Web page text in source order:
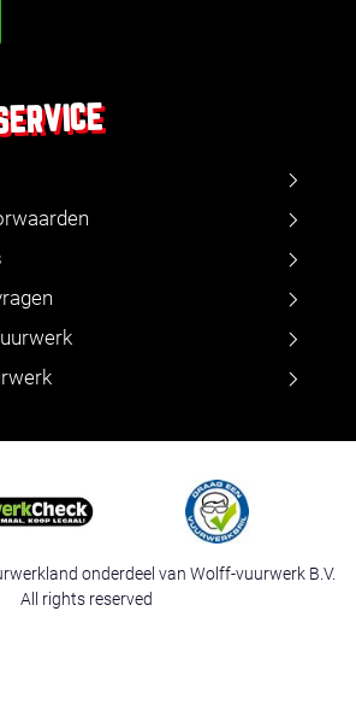
onderdeel van Wolff-vuurwerk B.V.
All rights reserved